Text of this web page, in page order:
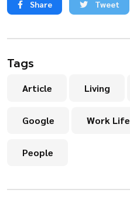
Share Tweet
Tags
Article Living
Google Work Life
People